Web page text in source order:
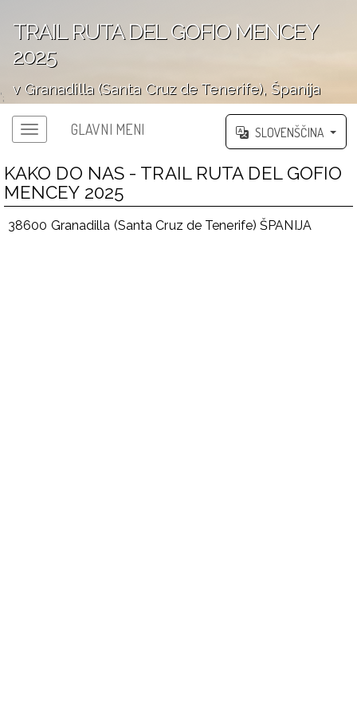
TRAIL RUTA DEL GOFIO MENCEY
2025
v Granadilla (Santa Cruz de Tenerife), Španija
';
GLAVNI MENI SLOVENŠČINA
KAKO DO NAS - TRAIL RUTA DEL GOFIO
MENCEY 2025
38600 Granadilla (Santa Cruz de Tenerife) ŠPANIJA